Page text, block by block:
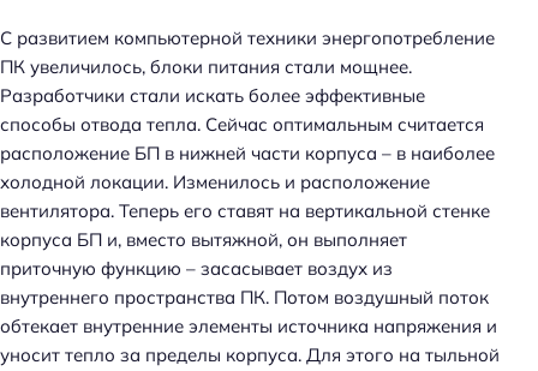
С развитием компьютерной техники энергопотребление
ПК увеличилось, блоки питания стали мощнее.
Разработчики стали искать более эффективные
способы отвода тепла. Сейчас оптимальным считается
расположение БП в нижней части корпуса – в наиболее
холодной локации. Изменилось и расположение
вентилятора. Теперь его ставят на вертикальной стенке
корпуса БП и, вместо вытяжной, он выполняет
приточную функцию – засасывает воздух из
внутреннего пространства ПК. Потом воздушный поток
обтекает внутренние элементы источника напряжения и
уносит тепло за пределы корпуса. Для этого на тыльной